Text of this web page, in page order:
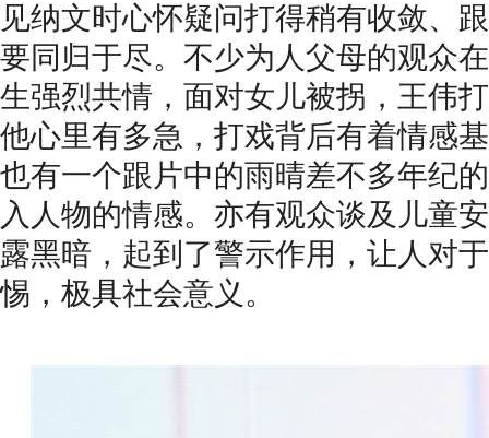
见纳文时心怀疑问打得稍有收敛、
要同归于尽。不少为人父母的观众
生强烈共情，面对女儿被拐，王伟
他心里有多急，打戏背后有着情感
也有一个跟片中的雨晴差不多年纪
入人物的情感。亦有观众谈及儿童
露黑暗，起到了警示作用，让人对
惕，极具社会意义。